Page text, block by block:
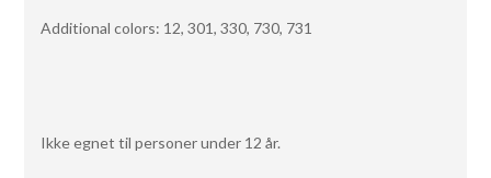
Additional colors: 12, 301, 330, 730, 731
Ikke egnet til personer under 12 år.